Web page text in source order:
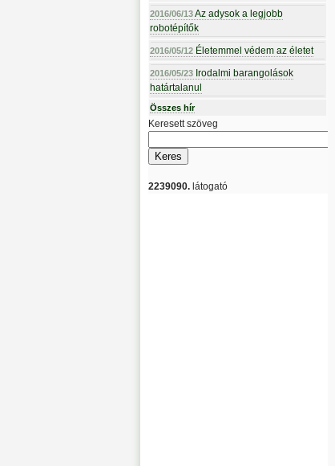
2016/06/13Az adysok a legjobb
robotépítők
2016/05/12 Életemmel védem az életet
2016/05/23 Irodalmi barangolások
határtalanul
Összes hír
Keresett szöveg
2239090. látogató